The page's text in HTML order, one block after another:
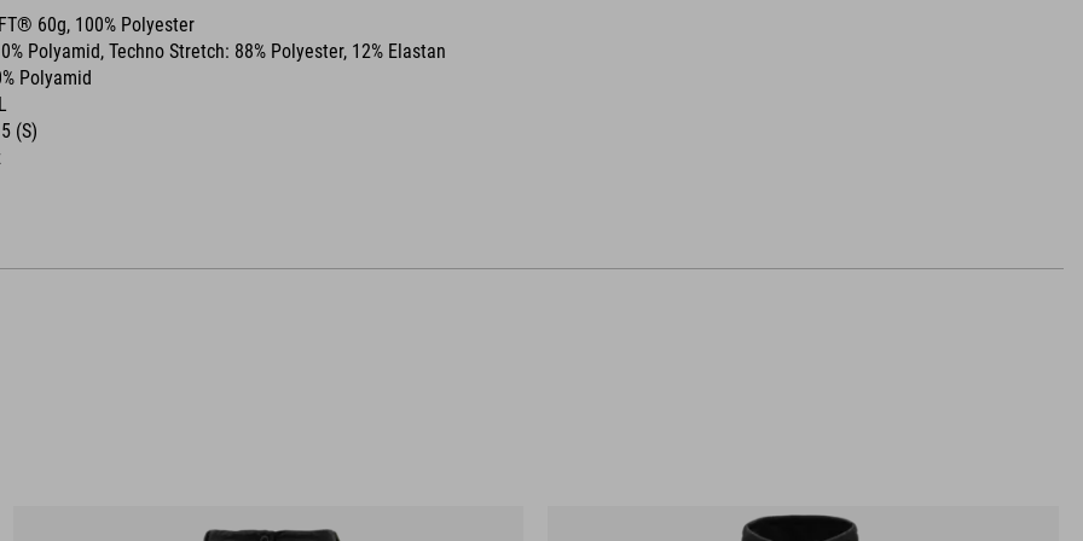
60g, 100% Polyester
Polyamid, Techno Stretch: 88% Polyester, 12% Elastan
Polyamid
(S)